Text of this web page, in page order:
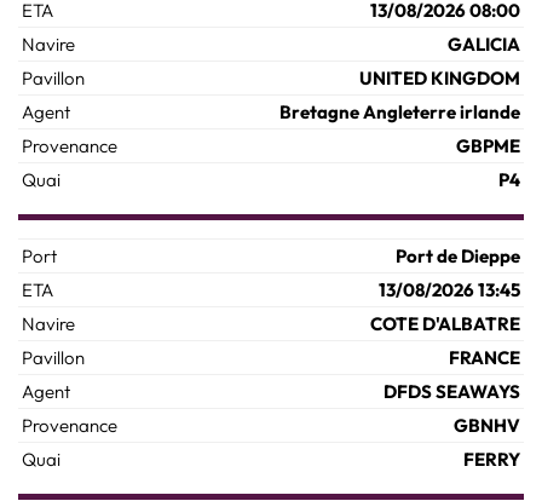
13/08/2026 08:00
GALICIA
UNITED KINGDOM
Bretagne Angleterre irlande
GBPME
P4
Port de Dieppe
13/08/2026 13:45
COTE D'ALBATRE
FRANCE
DFDS SEAWAYS
GBNHV
FERRY